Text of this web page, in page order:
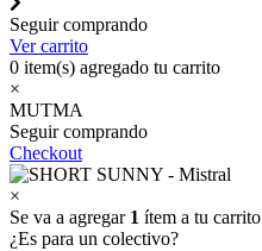
Seguir comprando
Ver carrito
0 item(s) agregado tu carrito
×
MUTMA
Seguir comprando
Checkout
×
Se va a agregar 1 ítem a tu carrito
¿Es para un colectivo?